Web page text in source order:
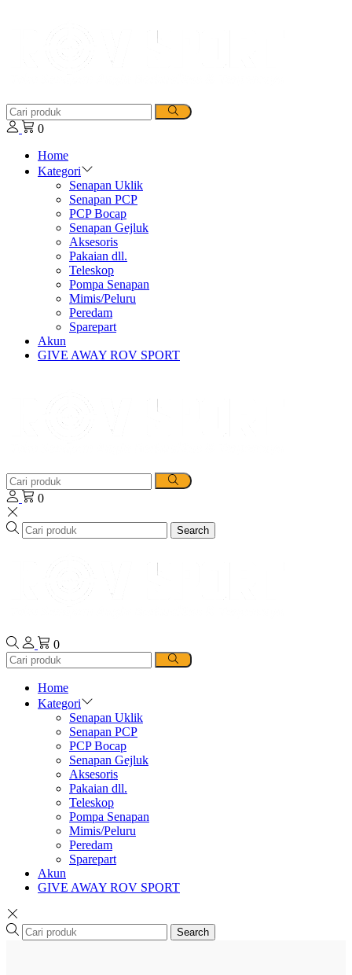
0
Home
Kategori
Senapan Uklik
Senapan PCP
PCP Bocap
Senapan Gejluk
Aksesoris
Pakaian dll.
Teleskop
Pompa Senapan
Mimis/Peluru
Peredam
Sparepart
Akun
GIVE AWAY ROV SPORT
0
Search
0
Home
Kategori
Senapan Uklik
Senapan PCP
PCP Bocap
Senapan Gejluk
Aksesoris
Pakaian dll.
Teleskop
Pompa Senapan
Mimis/Peluru
Peredam
Sparepart
Akun
GIVE AWAY ROV SPORT
Search